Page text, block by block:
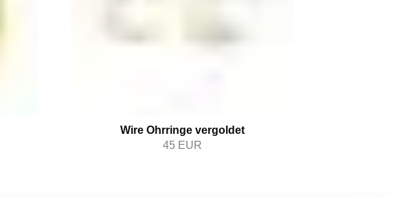
Wire Ohrringe vergoldet
45 EUR